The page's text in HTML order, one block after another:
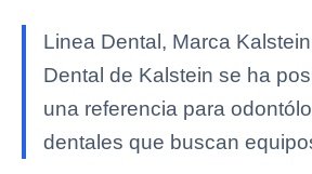
Linea Dental, Marca
Dental de Kalstein se ha
una referencia para
dentales que buscan